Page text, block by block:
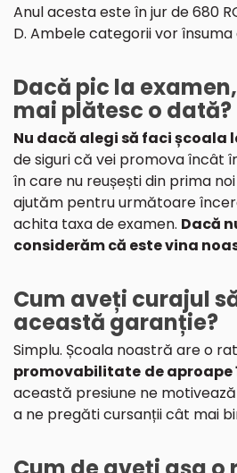
Anul acesta este în jur de 680
D. Ambele categorii vor însuma
Dacă pic la
mai plătesc o dată?
Nu dacă alegi să faci școala
de siguri că vei promova încât
în care nu reușești din prima
ajutăm pentru următoare
achita taxa de examen. Dacă
considerăm că este vina
Cum aveți curajul
această garanție?
Simplu. Școala noastră are o
promovabilitate de aproape
această presiune ne
a ne pregăti cursanții cât mai